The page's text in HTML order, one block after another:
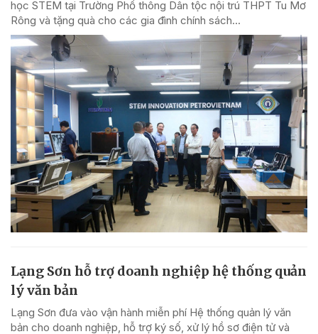
học STEM tại Trường Phổ thông Dân tộc nội trú THPT Tu Mơ
Rông và tặng quà cho các gia đình chính sách...
Lạng Sơn hỗ trợ doanh nghiệp hệ thống quản
lý văn bản
Lạng Sơn đưa vào vận hành miễn phí Hệ thống quản lý văn
bản cho doanh nghiệp, hỗ trợ ký số, xử lý hồ sơ điện tử và